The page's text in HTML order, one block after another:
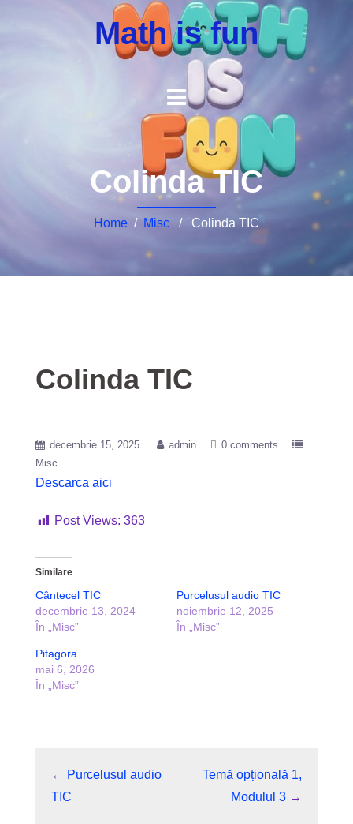
Math is fun
Colinda TIC
Home / Misc / Colinda TIC
Colinda TIC
decembrie 15, 2025 admin
0 comments
Misc
Descarca aici
Post Views: 363
Similare
Cântecel TIC
decembrie 13, 2024
În „Misc”
Purcelusul audio TIC
noiembrie 12, 2025
În „Misc”
Pitagora
mai 6, 2026
În „Misc”
← Purcelusul audio
TIC
Temă opțională 1,
Modulul 3 →